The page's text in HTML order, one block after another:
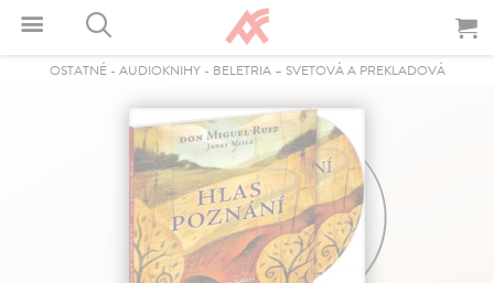
OSTATNÉ- AUDIOKNIHY- BELETRIA – SVETOVÁ A PREKLADOVÁ